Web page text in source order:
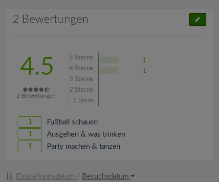
2 Bewertungen
4.5
2 Bewertungen
5 Sterne
1
4 Sterne
1
3 Sterne
2 Sterne
1 Stern
1 Fußball schauen
1 Ausgehen & was trinken
1 Party machen & tanzen
Einstellungsdatum / Besuchsdatum